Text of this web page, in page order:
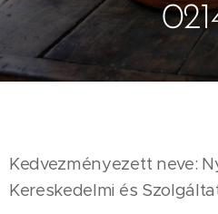
Kedvezményezett neve:
Kereskedelmi és